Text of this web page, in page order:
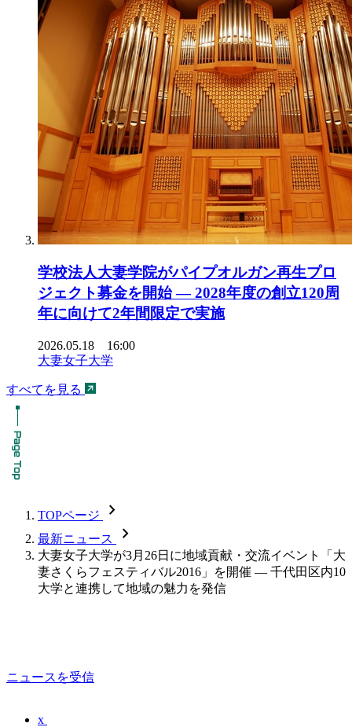
学校法人大妻学院がパイプオルガン再生プロ
ジェクト募金を開始 ― 2028年度の創立120周
年に向けて2年間限定で実施
2026.05.18 16:00
大妻女子大学
すべてを見る
TOPページ chevron_forward
最新ニュース chevron_forward
大妻女子大学が3月26日に地域貢献・交流イベント「大
妻さくらフェスティバル2016」を開催 — 千代田区内10
大学と連携して地域の魅力を発信
ニュースを受信
x